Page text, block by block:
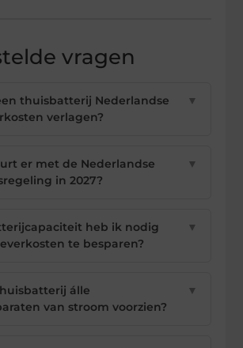
vragen
thuisbatterij Nederlandse
verlagen?
▼
er met de Nederlandse
in 2027?
▼
heb ik nodig
te besparen?
▼
álle
van stroom voorzien?
▼